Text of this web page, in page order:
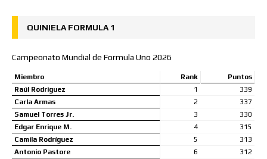
QUINIELA FORMULA 1
Campeonato Mundial de Formula Uno 2026
Miembro Rank
Puntos
Raúl Rodriguez
1
339
Carla Armas
2
337
Samuel Torres Jr.
3
330
Edgar Enrique M.
4
315
Camila Rodríguez
5
313
Antonio Pastore
6
312